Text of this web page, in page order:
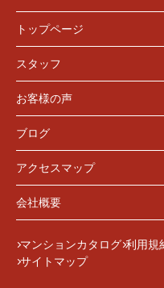
トップページ
スタッフ
お客様の声
ブログ
アクセスマップ
会社概要
マンションカタログ 利用規
サイトマップ